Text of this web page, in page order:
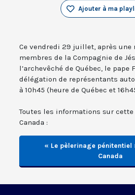
Ajouter à ma
Ce vendredi 29 juillet, après une
membres de la Compagnie de
l’archevêché de Québec, le pape
délégation de représentants
à 10h45 (heure de Québec et
Toutes les informations sur cette
Canada :
« Le pèlerinage pénitentiel
Canada